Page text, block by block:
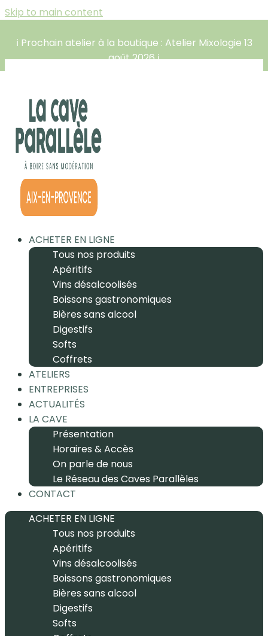
Skip to main content
ℹ️ Prochain atelier à la boutique : Atelier Mixologie 13
août 2026 ℹ️
ACHETER EN LIGNE
Tous nos produits
Apéritifs
Vins désalcoolisés
Boissons gastronomiques
Bières sans alcool
Digestifs
Softs
Coffrets
ATELIERS
ENTREPRISES
ACTUALITÉS
LA CAVE
Présentation
Horaires & Accès
On parle de nous
Le Réseau des Caves Parallèles
CONTACT
ACHETER EN LIGNE
Tous nos produits
Apéritifs
Vins désalcoolisés
Boissons gastronomiques
Bières sans alcool
Digestifs
Softs